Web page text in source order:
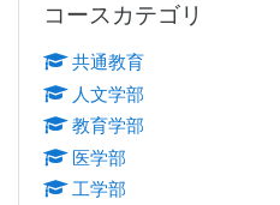
コースカテゴリ
共通教育
人文学部
教育学部
医学部
工学部